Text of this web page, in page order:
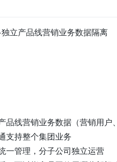
立产品线营销业务数据隔离
线营销业务数据（营销用户
支持整个集团业务
一管理，分子公司独立运营